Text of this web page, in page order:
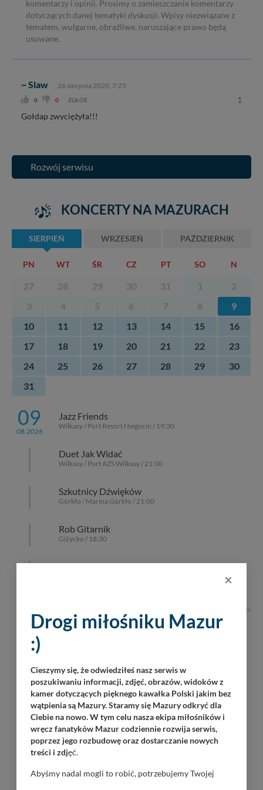
komentarzy i opinii. Prosimy o zamieszczanie komentarzy
dotyczących danej tematyki dyskusji. Wpisy niezwiązane z
tematem, wulgarne, obraźliwe, naruszające prawo będą
usuwane.
~ Slaw 26 sierpnia 2020, 7:25
0 0 ZGŁOŚ 1
Gołdap zwyciężyła!!!
Rozwój serwisu
KONCERTY NA MAZURACH
SIERPIEŃ WRZESIEŃ PAŹDZIERNIK
PN WT ŚR CZ PT SO N
27 28 29 30 31 1
2
3
4 5 6 7 8
9
10
11 12 13 14 15
16
17
18 19 20 21 22
23
24
25 26 27 28 29
30
31
09
08.2026
Jazz Friends
Wilkasy / Port Resort Niegocin / 19:30
Duet Jak Widać
Wilkasy / Port AZS Wilkasy / 21:00
Szkutnicy Dźwięków
Górkło / Marina Górkło / 21:00
Rob Gitarnik
Giżycko / 18:30
Operacja Boyen 2026 – największa
REKLAMA
×
Drogi miłośniku Mazur
:)
Cieszymy się, że odwiedziłeś nasz serwis w
poszukiwaniu informacji, zdjęć, obrazów, widoków z
kamer dotyczących pięknego kawałka Polski jakim bez
wątpienia są Mazury. Staramy się Mazury odkryć dla
Ciebie na nowo. W tym celu nasza ekipa miłośników i
wręcz fanatyków Mazur codziennie rozwija serwis,
poprzez jego rozbudowę oraz dostarczanie nowych
treści i zdjęć.
Abyśmy nadal mogli to robić, potrzebujemy Twojej